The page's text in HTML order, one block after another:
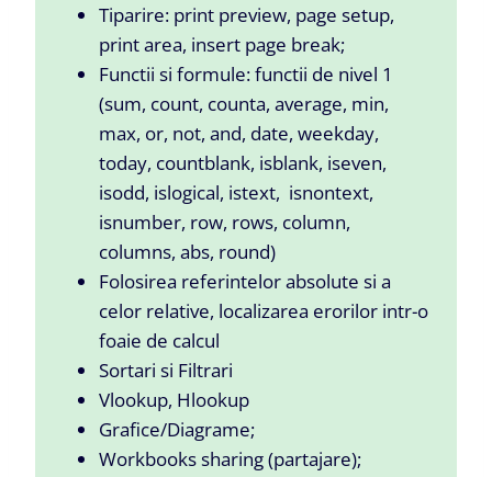
Tiparire: print preview, page setup,
print area, insert page break;
Functii si formule: functii de nivel 1
(sum, count, counta, average, min,
max, or, not, and, date, weekday,
today, countblank, isblank, iseven,
isodd, islogical, istext, isnontext,
isnumber, row, rows, column,
columns, abs, round)
Folosirea referintelor absolute si a
celor relative, localizarea erorilor intr-o
foaie de calcul
Sortari si Filtrari
Vlookup, Hlookup
Grafice/Diagrame;
Workbooks sharing (partajare);